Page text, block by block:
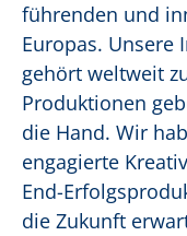
führenden und
Europas.
gehört weltweit
Produktionen
die Hand. Wir
engagierte
End-
die Zukunft